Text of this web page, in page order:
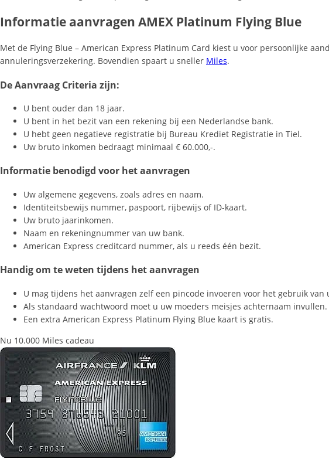
Informatie aanvragen AMEX Platinum Flying Blue
Met de Flying Blue – American Express Platinum Card kiest u voor persoonlijke
annuleringsverzekering. Bovendien spaart u sneller Miles.
De Aanvraag Criteria zijn:
U bent ouder dan 18 jaar.
U bent in het bezit van een rekening bij een Nederlandse bank.
U hebt geen negatieve registratie bij Bureau Krediet Registratie in Tiel.
Uw bruto inkomen bedraagt minimaal € 60.000,-.
Informatie benodigd voor het aanvragen
Uw algemene gegevens, zoals adres en naam.
Identiteitsbewijs nummer, paspoort, rijbewijs of ID-kaart.
Uw bruto jaarinkomen.
Naam en rekeningnummer van uw bank.
American Express creditcard nummer, als u reeds één bezit.
Handig om te weten tijdens het aanvragen
U mag tijdens het aanvragen zelf een pincode invoeren voor het gebruik van
Als standaard wachtwoord moet u uw moeders meisjes achternaam invullen.
Een extra American Express Platinum Flying Blue kaart is gratis.
Nu 10.000 Miles cadeau